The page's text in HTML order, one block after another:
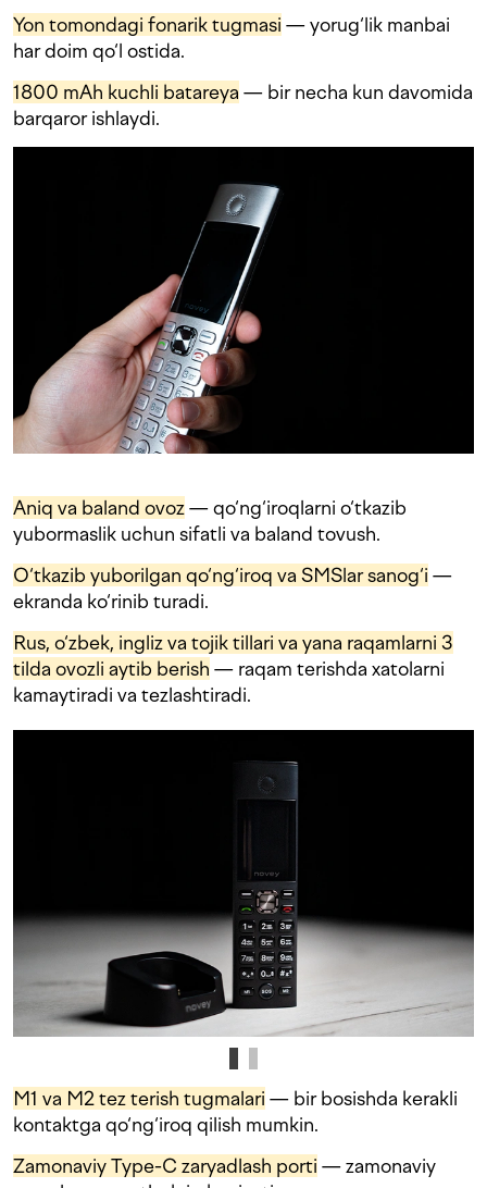
Yon tomondagi fonarik tugmasi — yorug‘lik manbai
har doim qo‘l ostida.
1800 mAh kuchli batareya — bir necha kun davomida
barqaror ishlaydi.
Aniq va baland ovoz— qo‘ng‘iroqlarni o‘tkazib
yubormaslik uchun sifatli va baland tovush.
O‘tkazib yuborilgan qo‘ng‘iroq va SMSlar sanog‘i —
ekranda ko‘rinib turadi.
Rus, o‘zbek, ingliz va tojik tillari va yana raqamlarni 3
tilda ovozli aytib berish — raqam terishda xatolarni
kamaytiradi va tezlashtiradi.
M1 va M2 tez terish tugmalari — bir bosishda kerakli
kontaktga qo‘ng‘iroq qilish mumkin.
Zamonaviy Type-C zaryadlash porti — zamonaviy